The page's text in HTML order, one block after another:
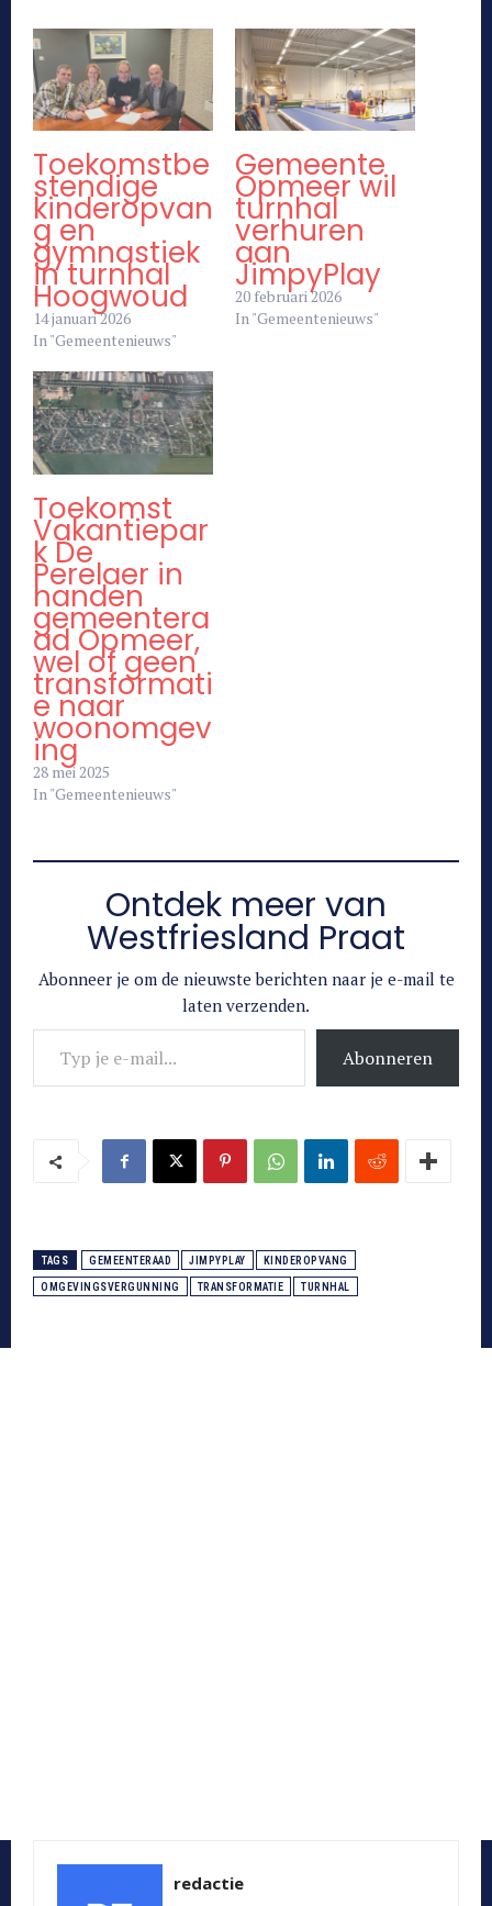
Toekomstbe
stendige
kinderopvan
g en
gymnastiek
in turnhal
Hoogwoud
14 januari 2026
In "Gemeentenieuws"
Gemeente
Opmeer wil
turnhal
verhuren
aan
JimpyPlay
20 februari 2026
In "Gemeentenieuws"
Toekomst
Vakantiepar
k De
Perelaer in
handen
gemeentera
ad Opmeer,
wel of geen
transformati
e naar
woonomgev
ing
28 mei 2025
In "Gemeentenieuws"
Ontdek meer van
Westfriesland Praat
Abonneer je om de nieuwste berichten naar je e-mail te
laten verzenden.
Typ je e-mail...
Abonneren
TAGS GEMEENTERAAD JIMPYPLAY KINDEROPVANG
OMGEVINGSVERGUNNING TRANSFORMATIE TURNHAL
redactie